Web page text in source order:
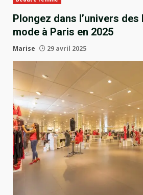
Plongez dans l’univers
mode à Paris en 2025
Marise 29 avril 2025